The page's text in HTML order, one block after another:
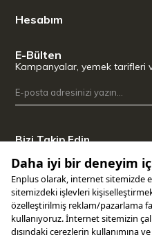
İdeal biçim
köpüklü şarabın kabarcıklı
Hesabım
E-Bülten
Kampanyalar, yemek tarifleri
Bizi Takip Edin
Uygulamamızı İndirin